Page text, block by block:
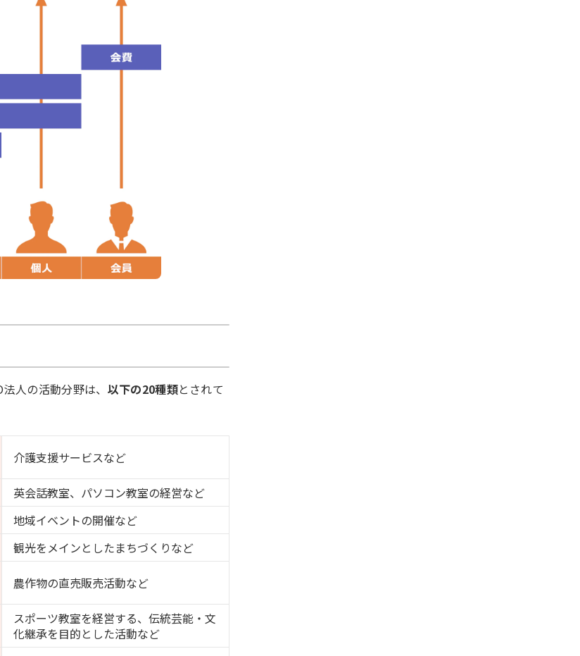
人の活動分野は、 以下の20種類とされて
介護支援サービスなど
英会話教室、パソコン教室の経営など
地域イベントの開催など
観光をメインとしたまちづくりなど
農作物の直売販売活動など
スポーツ教室を経営する、伝統芸能・文
化継承を目的とした活動など